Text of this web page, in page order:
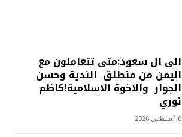
الى ال سعود:متى تتعاملون مع
اليمن من منطلق الندية وحسن
الجوار والاخوة الاسلامية!كاظم
نوري
6 أغسطس,2026